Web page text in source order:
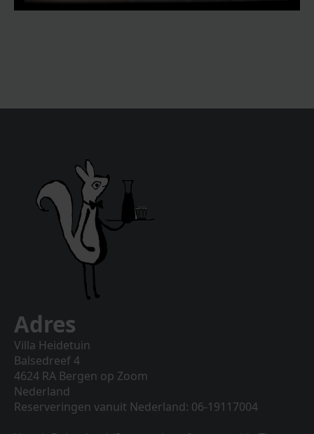
Adres
Villa Heidetuin
Balsedreef 4
4624 RA Bergen op Zoom
Nederland
Reserveringen vanuit Nederland: 06-19117004